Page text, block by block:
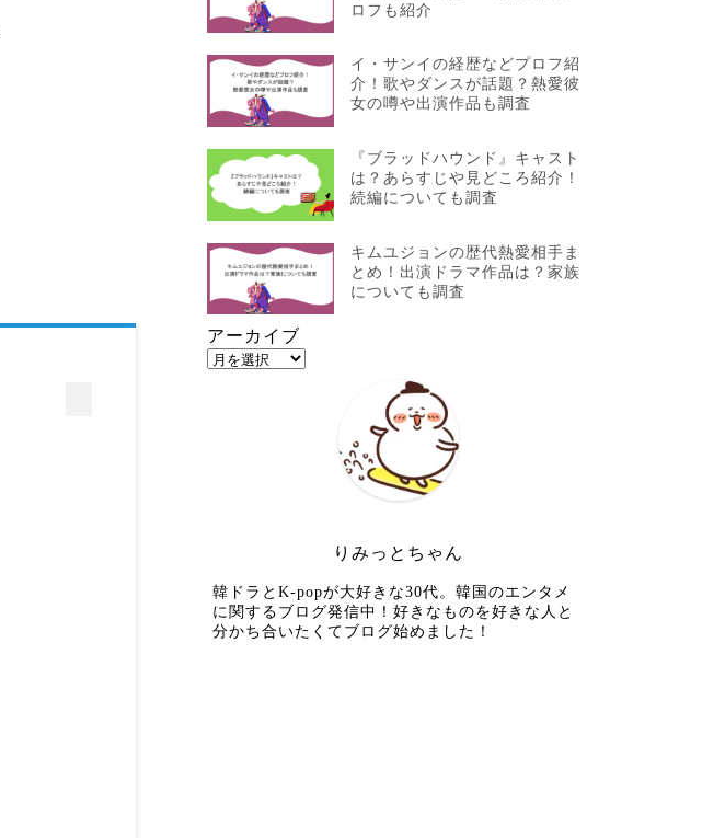
ロフも紹介
イ・サンイの経歴などプロフ紹
介！歌やダンスが話題？熱愛彼
女の噂や出演作品も調査
『ブラッドハウンド』キャスト
は？あらすじや見どころ紹介！
続編についても調査
キムユジョンの歴代熱愛相手ま
とめ！出演ドラマ作品は？家族
についても調査
アーカイブ
りみっとちゃん
韓ドラとK-popが大好きな30代。韓国のエンタメ
に関するブログ発信中！好きなものを好きな人と
分かち合いたくてブログ始めました！